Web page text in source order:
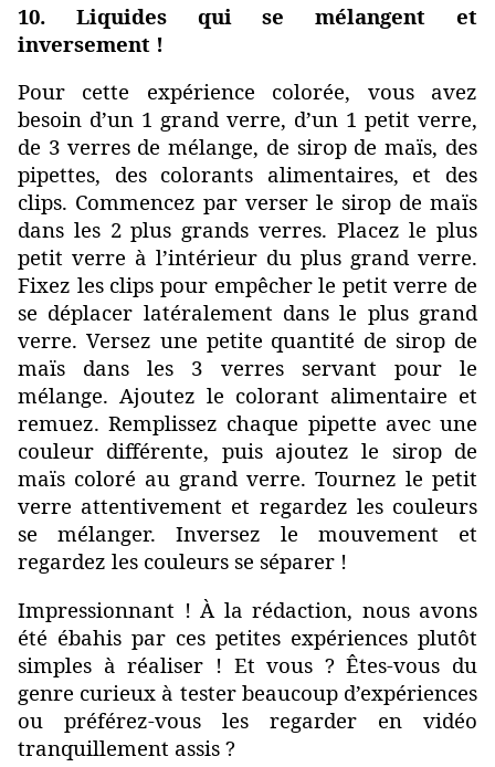
10. Liquides qui se mélangent et
inversement !
Pour cette expérience colorée, vous avez
besoin d’un 1 grand verre, d’un 1 petit verre,
de 3 verres de mélange, de sirop de maïs, des
pipettes, des colorants alimentaires, et des
clips. Commencez par verser le sirop de maïs
dans les 2 plus grands verres. Placez le plus
petit verre à l’intérieur du plus grand verre.
Fixez les clips pour empêcher le petit verre de
se déplacer latéralement dans le plus grand
verre. Versez une petite quantité de sirop de
maïs dans les 3 verres servant pour le
mélange. Ajoutez le colorant alimentaire et
remuez. Remplissez chaque pipette avec une
couleur différente, puis ajoutez le sirop de
maïs coloré au grand verre. Tournez le petit
verre attentivement et regardez les couleurs
se mélanger. Inversez le mouvement et
regardez les couleurs se séparer !
Impressionnant ! À la rédaction, nous avons
été ébahis par ces petites expériences plutôt
simples à réaliser ! Et vous ? Êtes-vous du
genre curieux à tester beaucoup d’expériences
ou préférez-vous les regarder en vidéo
tranquillement assis ?